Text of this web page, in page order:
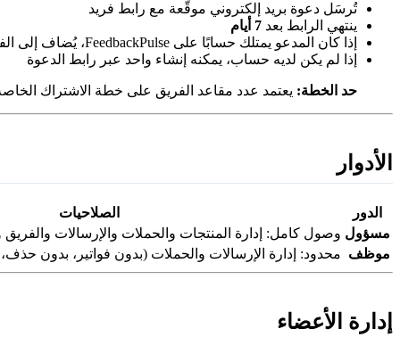
تُرسَل دعوة بريد إلكتروني موقَّعة مع رابط فريد
ينتهي الرابط بعد 7 أيام
إذا كان المدعو يمتلك حسابًا على FeedbackPulse، يُضاف إلى الفريق مباشرة
إذا لم يكن لديه حساب، يمكنه إنشاء واحد عبر رابط الدعوة
حد الخطة: يعتمد عدد مقاعد الفريق على خطة الاشتراك
الأدوار
الدور
الصلاحيات
مسؤول وصول كامل: إدارة المنتجات والحملات والإرسالات والفريق
موظف محدود: إدارة الإرسالات والحملات (بدون فواتير، بدون
إدارة الأعضاء